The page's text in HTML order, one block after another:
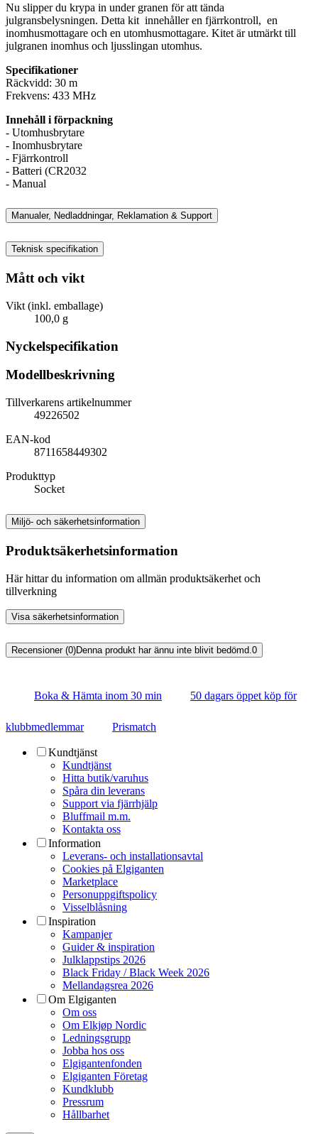
Nu slipper du krypa in under granen för att tända
julgransbelysningen. Detta kit innehåller en fjärrkontroll, en
inomhusmottagare och en utomhusmottagare. Kitet är utmärkt till
julgranen inomhus och ljusslingan utomhus.
Specifikationer
Räckvidd: 30 m
Frekvens: 433 MHz
Innehåll i förpackning
- Utomhusbrytare
- Inomhusbrytare
- Fjärrkontroll
- Batteri (CR2032
- Manual
Manualer, Nedladdningar, Reklamation & Support
Teknisk specifikation
Mått och vikt
Vikt (inkl. emballage)
100,0 g
Nyckelspecifikation
Modellbeskrivning
Tillverkarens artikelnummer
49226502
EAN-kod
8711658449302
Produkttyp
Socket
Miljö- och säkerhetsinformation
Produktsäkerhetsinformation
Här hittar du information om allmän produktsäkerhet och
tillverkning
Visa säkerhetsinformation
Recensioner (0)Denna produkt har ännu inte blivit bedömd. 0
Boka & Hämta inom 30 min 50 dagars öppet köp för
klubbmedlemmar Prismatch
Kundtjänst
Kundtjänst
Hitta butik/varuhus
Spåra din leverans
Support via fjärrhjälp
Bluffmail m.m.
Kontakta oss
Information
Leverans- och installationsavtal
Cookies på Elgiganten
Marketplace
Personuppgiftspolicy
Visselblåsning
Inspiration
Kampanjer
Guider & inspiration
Julklappstips 2026
Black Friday / Black Week 2026
Mellandagsrea 2026
Om Elgiganten
Om oss
Om Elkjøp Nordic
Ledningsgrupp
Jobba hos oss
Elgigantenfonden
Elgiganten Företag
Kundklubb
Pressrum
Hållbarhet